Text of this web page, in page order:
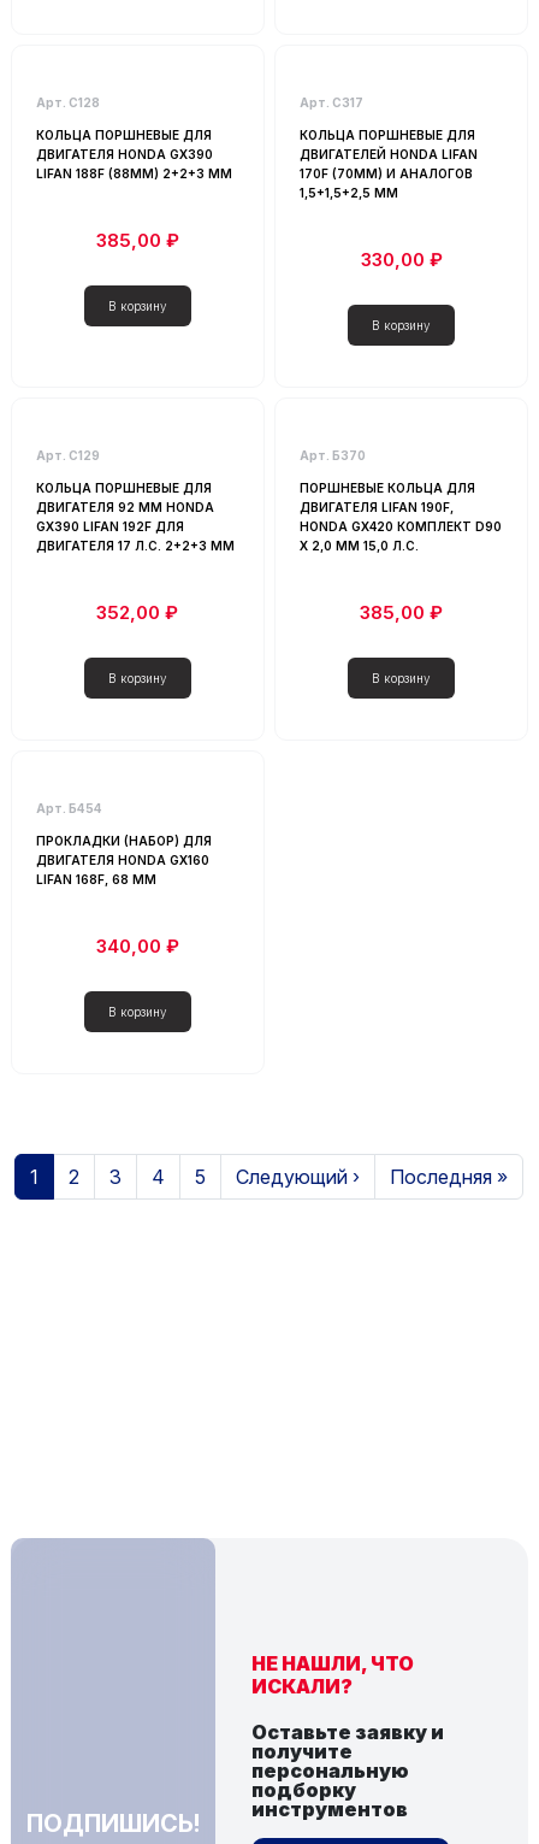
Арт. С128
КОЛЬЦА ПОРШНЕВЫЕ ДЛЯ
ДВИГАТЕЛЯ HONDA GX390
LIFAN 188F (88MM) 2+2+3 ММ
385,00 ₽
Арт. С317
КОЛЬЦА ПОРШНЕВЫЕ ДЛЯ
ДВИГАТЕЛЕЙ HONDA LIFAN
170F (70MM) И АНАЛОГОВ
1,5+1,5+2,5 ММ
330,00 ₽
Арт. С129
КОЛЬЦА ПОРШНЕВЫЕ ДЛЯ
ДВИГАТЕЛЯ 92 ММ HONDA
GX390 LIFAN 192F ДЛЯ
ДВИГАТЕЛЯ 17 Л.С. 2+2+3 ММ
352,00 ₽
Арт. Б370
ПОРШНЕВЫЕ КОЛЬЦА ДЛЯ
ДВИГАТЕЛЯ LIFAN 190F,
HONDA GX420 КОМПЛЕКТ D90
Х 2,0 ММ 15,0 Л.С.
385,00 ₽
Арт. Б454
ПРОКЛАДКИ (НАБОР) ДЛЯ
ДВИГАТЕЛЯ HONDA GX160
LIFAN 168F, 68 ММ
340,00 ₽
Нумерация страниц
Страница
1 Страница
2 Страница
3 Страница
4 Страница
5 Следующая страница
Следующий › Последняя
Последняя »
ПОДПИШИСЬ!
НЕ НАШЛИ, ЧТО
ИСКАЛИ?
Оставьте заявку и
получите
персональную
подборку
инструментов